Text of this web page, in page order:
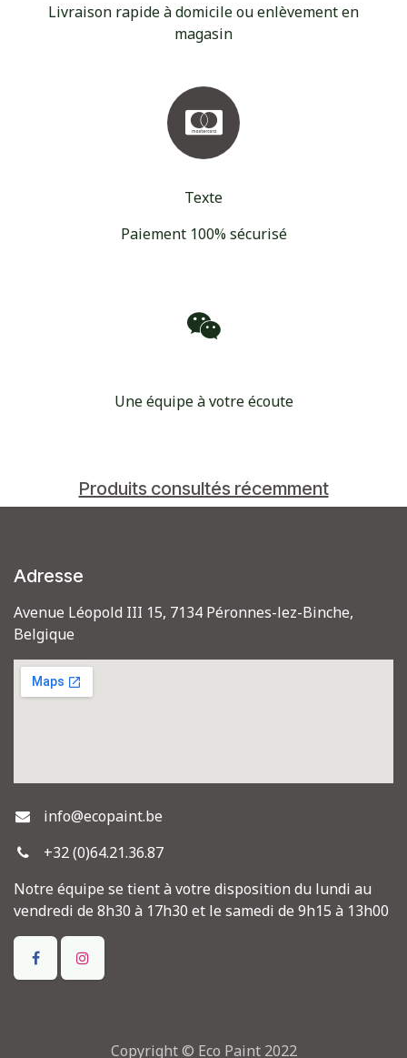
Livraison rapide à domicile ou enlèvement en
magasin
Texte
Paiement 100% sécurisé
Une équipe à votre écoute
Produits consultés récemment
Adresse
Avenue Léopold III 15, 7134 Péronnes-lez-Binche,
Belgique
info@ecopaint.be
+32 (0)64.21.36.87
Notre équipe se tient à votre disposition du lundi au
vendredi de 8h30 à 17h30 et le samedi de 9h15 à 13h00
Copyright © Eco Paint 2022